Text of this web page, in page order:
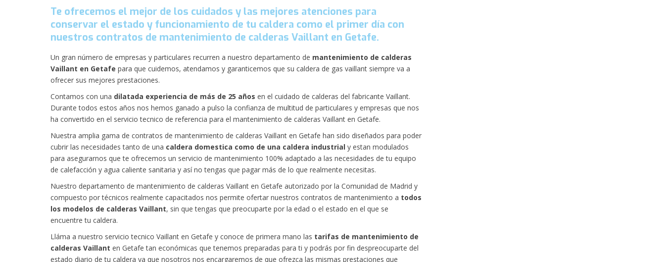
Te ofrecemos el mejor de los cuidados y las mejores atenciones para
conservar el estado y funcionamiento de tu caldera como el primer día con
nuestros contratos de mantenimiento de calderas Vaillant en Getafe.
Un gran número de empresas y particulares recurren a nuestro departamento de mantenimiento de calderas
Vaillant en Getafe para que cuidemos, atendamos y garanticemos que su caldera de gas vaillant siempre va a
ofrecer sus mejores prestaciones.
Contamos con una dilatada experiencia de más de 25 años en el cuidado de calderas del fabricante Vaillant.
Durante todos estos años nos hemos ganado a pulso la confianza de multitud de particulares y empresas que nos
ha convertido en el servicio tecnico de referencia para el mantenimiento de calderas Vaillant en Getafe.
Nuestra amplia gama de contratos de mantenimiento de calderas Vaillant en Getafe han sido diseñados para poder
cubrir las necesidades tanto de una caldera domestica como de una caldera industrial y estan modulados
para asegurarnos que te ofrecemos un servicio de mantenimiento 100% adaptado a las necesidades de tu equipo
de calefacción y agua caliente sanitaria y así no tengas que pagar más de lo que realmente necesitas.
Nuestro departamento de mantenimiento de calderas Vaillant en Getafe autorizado por la Comunidad de Madrid y
compuesto por técnicos realmente capacitados nos permite ofertar nuestros contratos de mantenimiento a todos
los modelos de calderas Vaillant, sin que tengas que preocuparte por la edad o el estado en el que se
encuentre tu caldera.
Lláma a nuestro servicio tecnico Vaillant en Getafe y conoce de primera mano las tarifas de mantenimiento de
calderas Vaillant en Getafe tan económicas que tenemos preparadas para ti y podrás por fin despreocuparte del
estado diario de tu caldera ya que nosotros nos encargaremos de que ofrezca las mismas prestaciones que